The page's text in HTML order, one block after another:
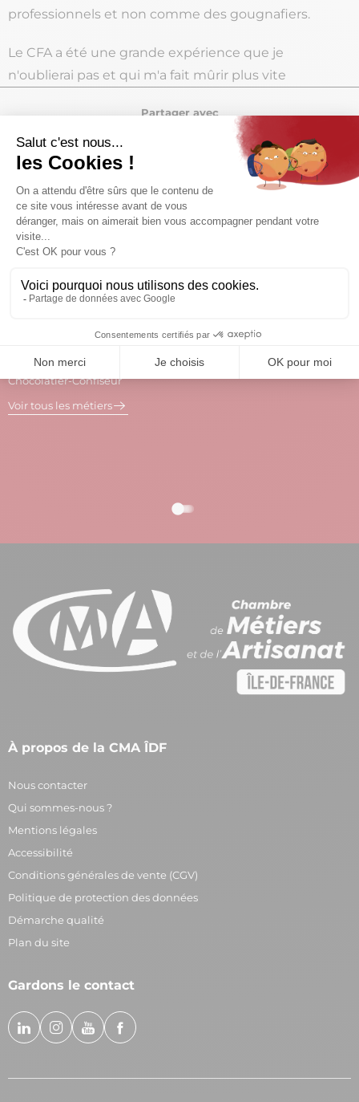
professionnels et non comme des gougnafiers.
Le CFA a été une grande expérience que je
n'oublierai pas et qui m'a fait mûrir plus vite
Partager avec
Tous nos secteurs & métiers
Alimentaire
Glacier
Chocolatier-Confiseur
Voir tous les métiers
À propos de la CMA ÎDF
Nous contacter
Qui sommes-nous ?
Mentions légales
Accessibilité
Conditions générales de vente (CGV)
Politique de protection des données
Démarche qualité
Plan du site
Gardons le contact